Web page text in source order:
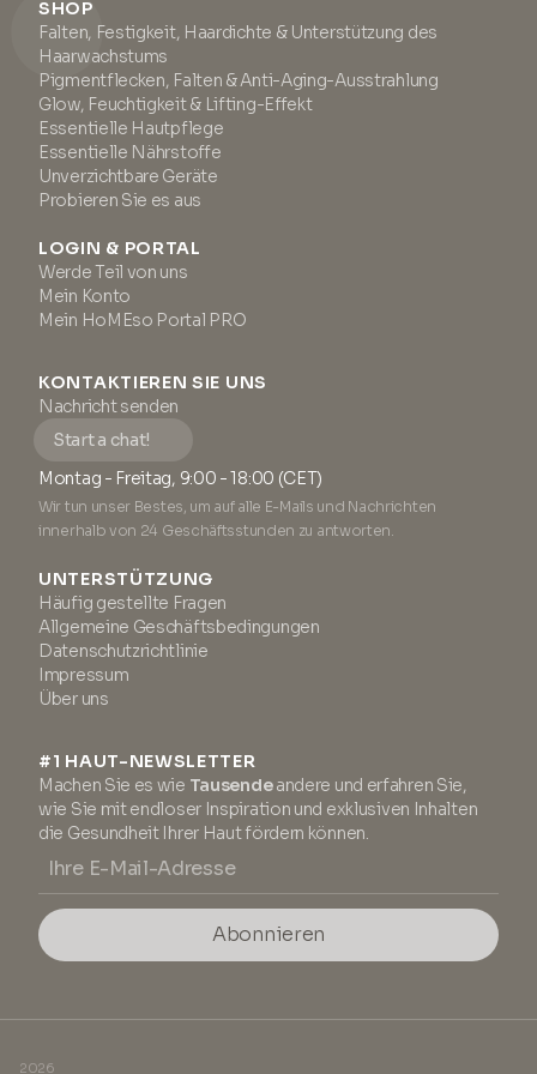
SHOP
Falten, Festigkeit, Haardichte & Unterstützung des
Haarwachstums
Pigmentflecken, Falten & Anti-Aging-Ausstrahlung
Glow, Feuchtigkeit & Lifting-Effekt
Essentielle Hautpflege
Essentielle Nährstoffe
Unverzichtbare Geräte
Probieren Sie es aus
LOGIN & PORTAL
Werde Teil von uns
Mein Konto
Mein HoMEso Portal PRO
KONTAKTIEREN SIE UNS
Nachricht senden
Start a chat!
Montag - Freitag, 9:00 - 18:00 (CET)
Wir tun unser Bestes, um auf alle E-Mails und Nachrichten
innerhalb von 24 Geschäftsstunden zu antworten.
UNTERSTÜTZUNG
Häufig gestellte Fragen
Allgemeine Geschäftsbedingungen
Datenschutzrichtlinie
Impressum
Über uns
#1 HAUT-NEWSLETTER
Machen Sie es wie Tausendeandere und erfahren Sie,
wie Sie mit endloser Inspiration und exklusiven Inhalten
die Gesundheit Ihrer Haut fördern können.
Abonnieren
2026